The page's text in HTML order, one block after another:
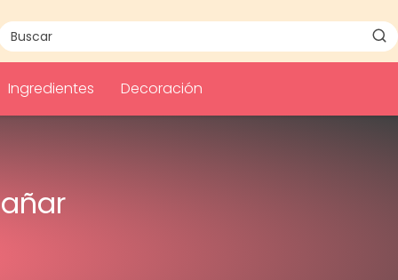
Ingredientes Decoración